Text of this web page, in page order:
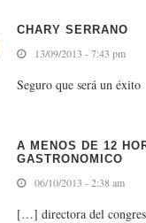
CHARY SERRANO
13/09/2013 - 7:43 pm
Seguro que será un éxito
A MENOS DE 12
GASTRONOMICO
06/10/2013 - 2:38 am
[…] directora del